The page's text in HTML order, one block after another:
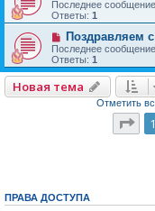
Последнее сообщение
Ответы: 1
Поздравляем
Последнее сообщение
Ответы: 1
Новая тема
Отметить
1
ПРАВА ДОСТУПА